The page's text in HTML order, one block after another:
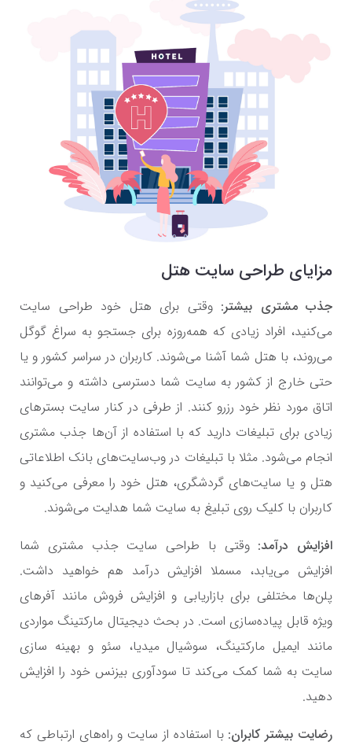
مزایای طراحی سایت هتل
جذب مشتری بیشتر: وقتی برای هتل خود طراحی سایت
می‌کنید، افراد زیادی که همه‌روزه برای جستجو به سراغ گوگل
می‌روند، با هتل شما آشنا می‌شوند. کاربران در سراسر کشور و یا
حتی خارج از کشور به سایت شما دسترسی داشته و می‌توانند
اتاق مورد نظر خود رزرو کنند. از طرفی در کنار سایت بسترهای
زیادی برای تبلیغات دارید که با استفاده از آن‌ها جذب مشتری
انجام می‌شود. مثلا با تبلیغات در وب‌سایت‌های بانک اطلاعاتی
هتل و یا سایت‌های گردشگری، هتل خود را معرفی می‌کنید و
کاربران با کلیک روی تبلیغ به سایت شما هدایت می‌شوند.
افزایش درآمد: وقتی با طراحی سایت جذب مشتری شما
افزایش می‌یابد، مسملا افزایش درآمد هم خواهید داشت.
پلن‌ها مختلفی برای بازاریابی و افزایش فروش مانند آفرهای
ویژه قابل پیاده‌سازی است. در بحث دیجیتال مارکتینگ مواردی
مانند ایمیل مارکتینگ، سوشیال میدیا، سئو و بهینه سازی
سایت به شما کمک می‌کند تا سودآوری بیزنس خود را افزایش
دهید.
رضایت بیشتر کابران: با استفاده از سایت و راه‌های ارتباطی که